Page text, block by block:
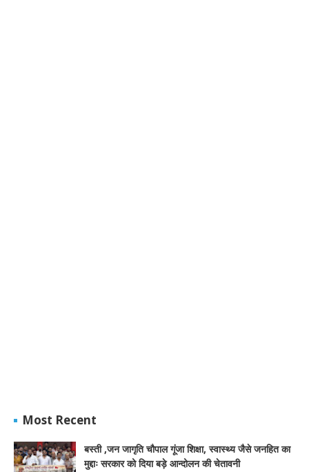
Most Recent
बस्ती ,जन जागृति चौपाल गूंजा शिक्षा, स्वास्थ्य जैसे जनहित का
मुद्दाः सरकार को दिया बड़े आन्दोलन की चेतावनी